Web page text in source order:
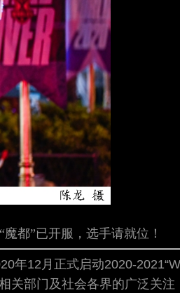
都”已开服，选手请就位！
年12月正式启动2020-
关部门及社会各界的广泛关注